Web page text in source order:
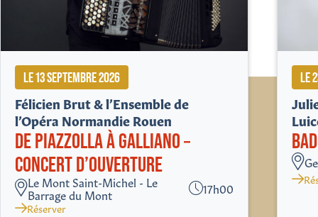
LE 13 SEPTEMBRE 2026
Félicien Brut & l’Ensemble de
l’Opéra Normandie Rouen
DE PIAZZOLLA À GALLIANO –
CONCERT D’OUVERTURE
Le Mont Saint-Michel - Le
Barrage du Mont 17h00
Réserver
LE